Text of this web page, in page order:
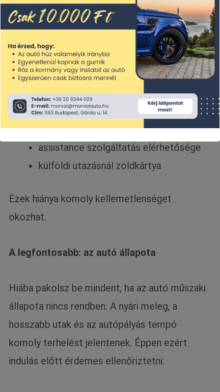
Dokumentumok ellenőrzése
Indulás előtt mindig nézd át:
forgalmi engedély
jogosítvány
biztosítás
assistance szolgáltatás elérhetősége
külföldi utazásnál zöldkártya
Ezek hiánya komoly kellemetlenséget
okozhat.
A legfontosabb: az autó állapota
Hiába pakolsz be mindent, ha az autó műszaki
állapota nincs rendben. A nyári meleg, a
hosszabb utak és az autópályás tempó
komoly terhelést jelentenek. Éppen ezért
indulás előtt érdemes ellenőriztetni: